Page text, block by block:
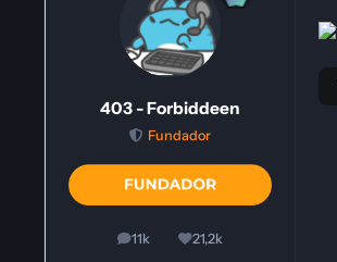
403 - Forbiddeen
Fundador
11k
posts 21,2k
Reputação